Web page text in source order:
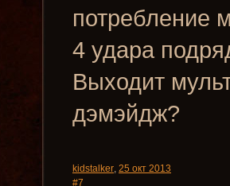
потребление
4 удара
Выходит
дэмэйдж?
kidstalker, 25 окт 2013
#7